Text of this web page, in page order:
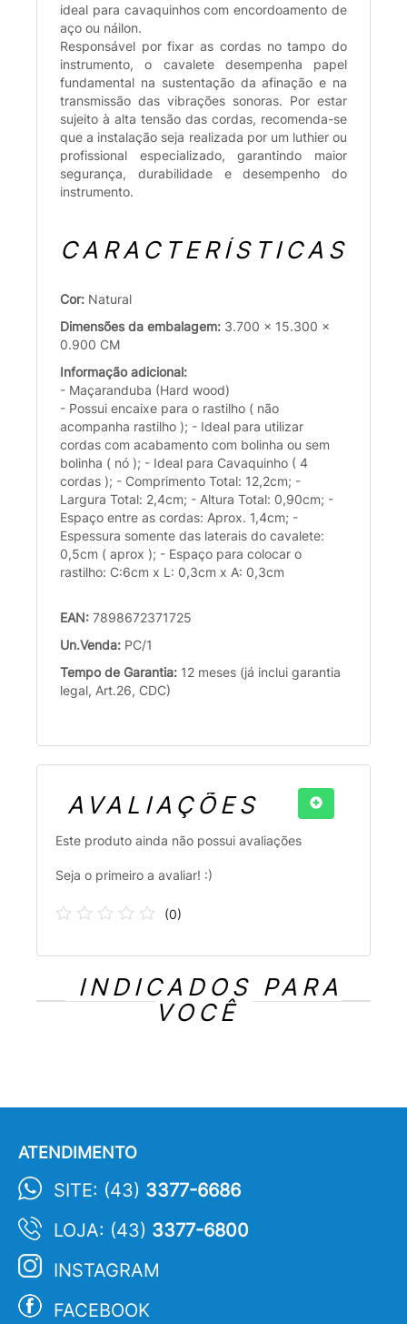
ideal para cavaquinhos com encordoamento de
aço ou náilon.
Responsável por fixar as cordas no tampo do
instrumento, o cavalete desempenha papel
fundamental na sustentação da afinação e na
transmissão das vibrações sonoras. Por estar
sujeito à alta tensão das cordas, recomenda-se
que a instalação seja realizada por um luthier ou
profissional especializado, garantindo maior
segurança, durabilidade e desempenho do
instrumento.
CARACTERÍSTICAS
Cor: Natural
Dimensões da embalagem: 3.700 x 15.300 x
0.900 CM
Informação adicional:
- Maçaranduba (Hard wood)
- Possui encaixe para o rastilho ( não
acompanha rastilho ); - Ideal para utilizar
cordas com acabamento com bolinha ou sem
bolinha ( nó ); - Ideal para Cavaquinho ( 4
cordas ); - Comprimento Total: 12,2cm; -
Largura Total: 2,4cm; - Altura Total: 0,90cm; -
Espaço entre as cordas: Aprox. 1,4cm; -
Espessura somente das laterais do cavalete:
0,5cm ( aprox ); - Espaço para colocar o
rastilho: C:6cm x L: 0,3cm x A: 0,3cm
EAN: 7898672371725
Un.Venda: PC/1
Tempo de Garantia: 12 meses (já inclui garantia
legal, Art.26, CDC)
AVALIAÇÕES
Este produto ainda não possui avaliações
Seja o primeiro a avaliar! :)
(0)
INDICADOS PARA
VOCÊ
ATENDIMENTO
SITE: (43) 3377-6686
LOJA: (43) 3377-6800
INSTAGRAM
FACEBOOK